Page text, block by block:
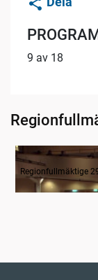
9 av 18
Mötets
Regionfullmäktige